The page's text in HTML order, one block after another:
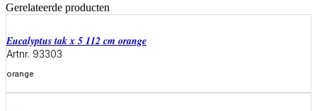
Gerelateerde producten
eucalyptus tak x 5 112 cm orange
Artnr. 93303
orange
Meer informatie